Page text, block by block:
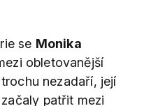
se Monika
obletovanější
nezadaří, její
patřit mezi